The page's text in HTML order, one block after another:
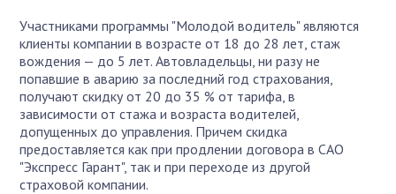
Участниками программы "Молодой водитель" являются
клиенты компании в возрасте от 18 до 28 лет, стаж
вождения — до 5 лет. Автовладельцы, ни разу не
попавшие в аварию за последний год страхования,
получают скидку от 20 до 35 % от тарифа, в
зависимости от стажа и возраста водителей,
допущенных до управления. Причем скидка
предоставляется как при продлении договора в САО
"Экспресс Гарант", так и при переходе из другой
страховой компании.